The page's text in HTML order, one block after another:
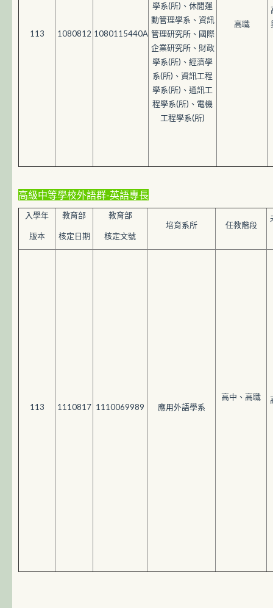
113 1080812 1080115440A
學系(所)、休閒運
動管理學系、資訊
管理研究所、國際
企業研究所、財政
學系(所)、經濟學
系(所)、資訊工程
學系(所)、通訊工
程學系(所)、電機
工程學系(所)
高職
高級中等學校外語群-英語專長
入學年
版本
教育部
核定日期
教育部
核定文號
培育系所 任教階段
113 1110817 1110069989 應用外語學系
高中、高職